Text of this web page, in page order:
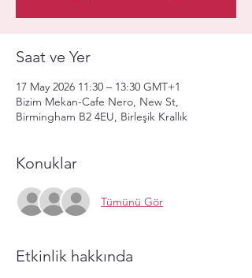
Saat ve Yer
17 May 2026 11:30 – 13:30 GMT+1
Bizim Mekan-Cafe Nero, New St,
Birmingham B2 4EU, Birleşik Krallık
Konuklar
Tümünü Gör
Etkinlik hakkında